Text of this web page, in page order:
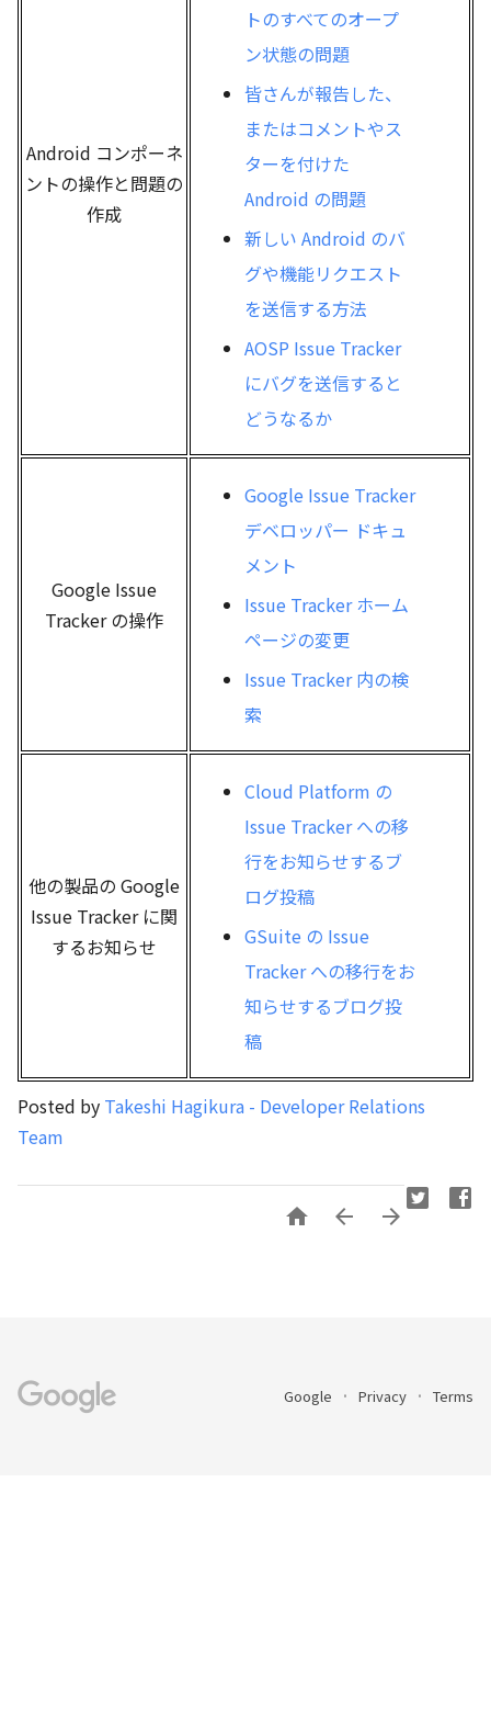
Android コンポーネ
ントの操作と問題の
作成
トのすべてのオープ
ン状態の問題
皆さんが報告した、
またはコメントやス
ターを付けた
Android の問題
新しい Android のバ
グや機能リクエスト
を送信する方法
AOSP Issue Tracker
にバグを送信すると
どうなるか
Google Issue
Tracker の操作
Google Issue Tracker
デベロッパー ドキュ
メント
Issue Tracker ホーム
ページの変更
Issue Tracker 内の検
索
他の製品の Google
Issue Tracker に関
するお知らせ
Cloud Platform の
Issue Tracker への移
行をお知らせするブ
ログ投稿
GSuite の Issue
Tracker への移行をお
知らせするブログ投
稿
Posted by Takeshi Hagikura - Developer Relations
Team
  
Google Privacy Terms